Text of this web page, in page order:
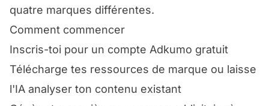
quatre marques différentes.
Comment commencer
Inscris-toi pour un compte Adkumo gratuit
Télécharge tes ressources de marque ou laisse
l'IA analyser ton contenu existant